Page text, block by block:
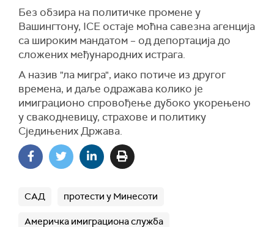
Без обзира на политичке промене у
Вашингтону, ICE остаје моћна савезна агенција
са широким мандатом – од депортација до
сложених међународних истрага.
А назив "ла мигра", иако потиче из другог
времена, и даље одражава колико је
имиграционо спровођење дубоко укорењено
у свакодневицу, страхове и политику
Сједињених Држава.
САД протести у Минесоти
Америчка имиграциона служба